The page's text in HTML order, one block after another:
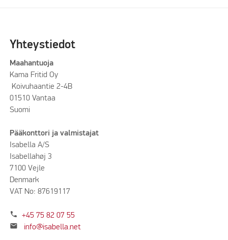
Yhteystiedot
Maahantuoja
Kama Fritid Oy
Koivuhaantie 2-4B
01510 Vantaa
Suomi
Pääkonttori ja valmistajat
Isabella A/S
Isabellahøj 3
7100 Vejle
Denmark
VAT No: 87619117
phone +45 75 82 07 55
mail info@isabella.net